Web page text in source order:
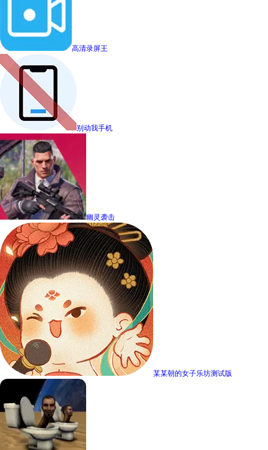
高清录屏王
别动我手机
幽灵袭击
某某朝的女子乐坊测试版